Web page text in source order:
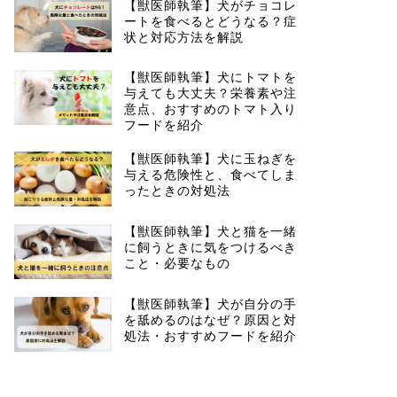
【獣医師執筆】犬がチョコレ
ートを食べるとどうなる？症
状と対応方法を解説
【獣医師執筆】犬にトマトを
与えても大丈夫？栄養素や注
意点、おすすめのトマト入り
フードを紹介
【獣医師執筆】犬に玉ねぎを
与える危険性と、食べてしま
ったときの対処法
【獣医師執筆】犬と猫を一緒
に飼うときに気をつけるべき
こと・必要なもの
【獣医師執筆】犬が自分の手
を舐めるのはなぜ？原因と対
処法・おすすめフードを紹介